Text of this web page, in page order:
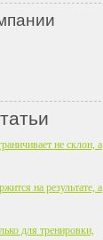
не склон, а
на результате, а
для тренировки,